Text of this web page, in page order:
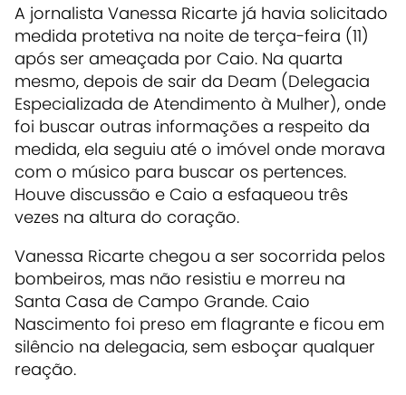
A jornalista Vanessa Ricarte já havia solicitado
medida protetiva na noite de terça-feira (11)
após ser ameaçada por Caio. Na quarta
mesmo, depois de sair da Deam (Delegacia
Especializada de Atendimento à Mulher), onde
foi buscar outras informações a respeito da
medida, ela seguiu até o imóvel onde morava
com o músico para buscar os pertences.
Houve discussão e Caio a esfaqueou três
vezes na altura do coração.
Vanessa Ricarte chegou a ser socorrida pelos
bombeiros, mas não resistiu e morreu na
Santa Casa de Campo Grande. Caio
Nascimento foi preso em flagrante e ficou em
silêncio na delegacia, sem esboçar qualquer
reação.